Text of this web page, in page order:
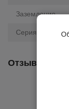
Заземление
Серия
Отзывы